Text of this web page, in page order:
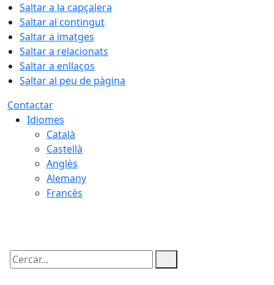
Saltar a la capçalera
Saltar al contingut
Saltar a imatges
Saltar a relacionats
Saltar a enllaços
Saltar al peu de pàgina
Contactar
Idiomes
Català
Castellà
Anglès
Alemany
Francès
Cercar: